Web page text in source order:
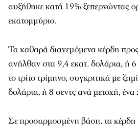
αυξήθηκε κατά 19% ξεπερνώντας
εκατομμύριο.
Τα καθαρά διανεμόμενα κέρδη
ανήλθαν στα 9,4 εκατ. δολάρια, ή 6
το τρίτο τρίμηνο, συγκριτικά με
δολάρια, ή 8 σεντς ανά μετοχή, ένα
Σε προσαρμοσμένη βάση, τα κέρδη